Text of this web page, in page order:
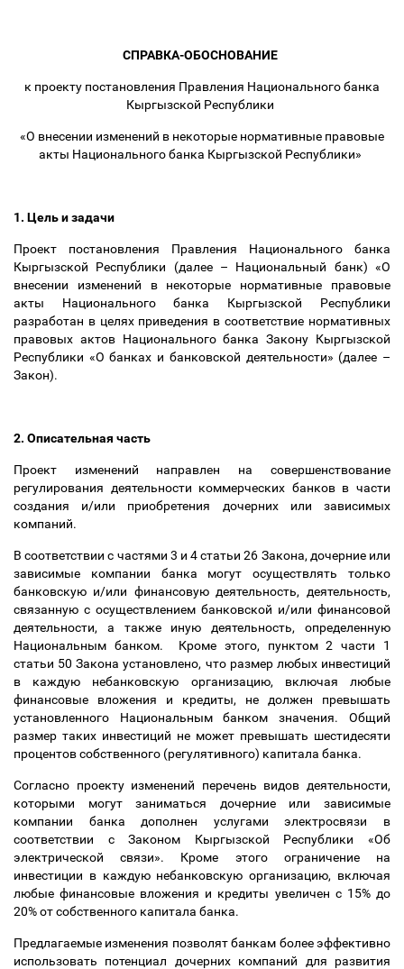
СПРАВКА-ОБОСНОВАНИЕ
к проекту постановления Правления Национального банка
Кыргызской Республики
«О внесении изменений в некоторые нормативные правовые
акты Национального банка Кыргызской Республики»
1. Цель и задачи
Проект постановления Правления Национального банка
Кыргызской Республики (далее – Национальный банк) «О
внесении изменений в некоторые нормативные правовые
акты Национального банка Кыргызской Республики
разработан в целях приведения в соответствие нормативных
правовых актов Национального банка Закону Кыргызской
Республики «О банках и банковской деятельности» (далее –
Закон).
2. Описательная часть
Проект изменений направлен на совершенствование
регулирования деятельности коммерческих банков в части
создания и/или приобретения дочерних или зависимых
компаний.
В соответствии с частями 3 и 4 статьи 26 Закона, дочерние или
зависимые компании банка могут осуществлять только
банковскую и/или финансовую деятельность, деятельность,
связанную с осуществлением банковской и/или финансовой
деятельности, а также иную деятельность, определенную
Национальным банком. Кроме этого, пунктом 2 части 1
статьи 50 Закона установлено, что размер любых инвестиций
в каждую небанковскую организацию, включая любые
финансовые вложения и кредиты, не должен превышать
установленного Национальным банком значения. Общий
размер таких инвестиций не может превышать шестидесяти
процентов собственного (регулятивного) капитала банка.
Согласно проекту изменений перечень видов деятельности,
которыми могут заниматься дочерние или зависимые
компании банка дополнен услугами электросвязи в
соответствии с Законом Кыргызской Республики «Об
электрической связи». Кроме этого ограничение на
инвестиции в каждую небанковскую организацию, включая
любые финансовые вложения и кредиты увеличен с 15% до
20% от собственного капитала банка.
Предлагаемые изменения позволят банкам более эффективно
использовать потенциал дочерних компаний для развития